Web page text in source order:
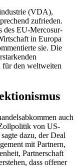
(VDA),
zufrieden.
des EU-Mercosur-
in Europa
sie. Die
für den weltweiten
auch
von US-
dazu, der Deal
mit Partnern,
Partnerschaft
dass offener